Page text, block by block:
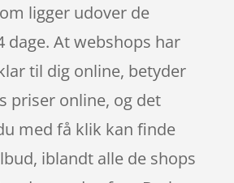
ligger udover de
dage. At webshops har
til dig online, betyder
priser online, og det
med få klik kan finde
iblandt alle de shops